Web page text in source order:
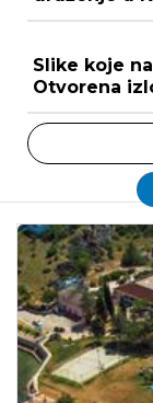
Slike koje
Otvorena